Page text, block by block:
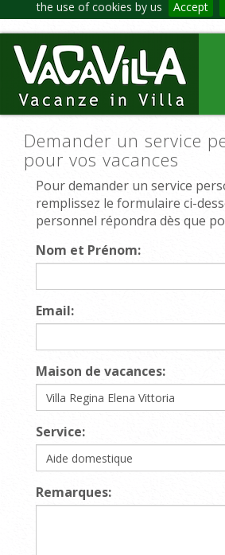
the use of cookies by us Accept
Demander un service
pour vos vacances
Pour demander un service
remplissez le formulaire ci-
personnel répondra dès que
Nom et Prénom:
Email:
Maison de vacances:
Service:
Remarques: